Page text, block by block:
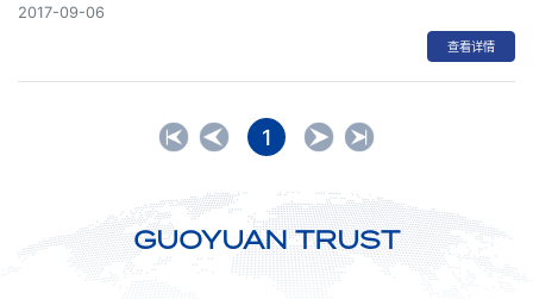
2017-09-06
查看详情
1
GUOYUAN TRUST